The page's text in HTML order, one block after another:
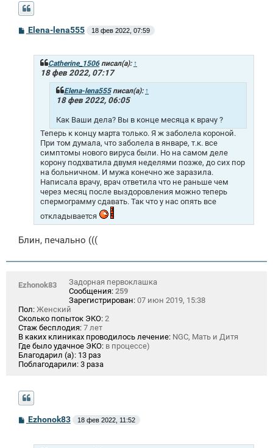
С
о
Elena-lena555 18 фев 2022, 07:59
Catherine_1506писал(а): ↑
18 фев 2022, 07:17
Elena-lena555писал(а): ↑
18 фев 2022, 06:05
Как Ваши дела? Вы в конце месяца к врачу ?
Теперь к концу марта только. Я ж заболела короной.
При том думала, что заболела в январе, т.к. все
симптомы нового вируса были. Но на самом деле
корону подхватила двумя неделями позже, до сих пор
на больничном. И мужа конечно же заразила.
Написала врачу, врач ответила что не раньше чем
через месяц после выздоровления можно теперь
спермограмму сдавать. Так что у нас опять все
откладывается
Блин, печально (((
Ezhonok83
Задорная первоклашка
Сообщения: 259
Зарегистрирован: 07 июн 2019, 15:38
Пол: Женский
Сколько попыток ЭКО: 2
Стаж бесплодия: 7 лет
В каких клиниках проводилось лечение: NGC, Мать и Дитя
Где было удачное ЭКО: в процессе)
Благодарил (а): 13 раз
Поблагодарили: 3 раза
С
о
Ezhonok83 18 фев 2022, 11:52